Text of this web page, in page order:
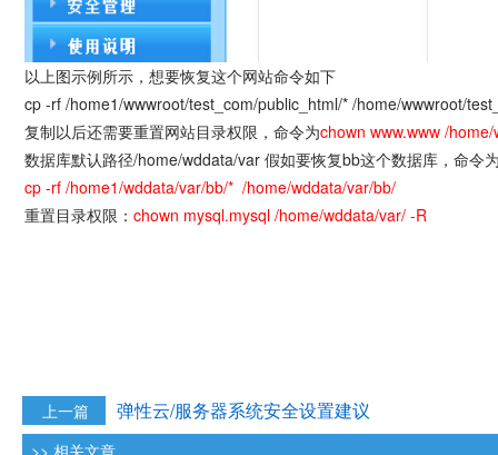
以上图示例所示，想要恢复这个网站命令如下
cp -rf /home1/wwwroot/test_com/public_html/* /home/wwwroot/
复制以后还需要重置网站目录权限，命令为chown www.www /
数据库默认路径/home/wddata/var 假如要恢复bb这个数据库，命令
cp -rf /home1/wddata/var/bb/* /home/wddata/var/bb/
重置目录权限： chown mysql.mysql /home/wddata/var/ -R
上一篇 弹性云/服务器系统安全设置建议
>> 相关文章